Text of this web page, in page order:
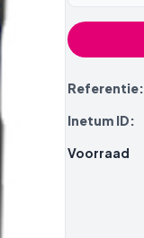
Referentie:
Inetum ID:
Voorraad